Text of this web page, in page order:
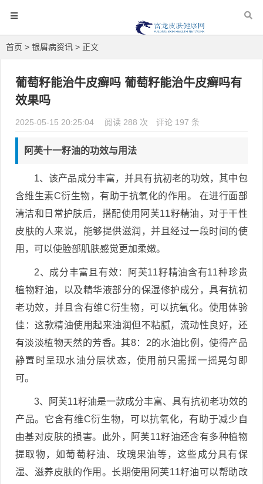
首页 > 银屑病资讯 > 正文
葡萄籽能治牛皮癣吗 葡萄籽能治牛皮癣吗有
效果吗
2025-05-15 20:25:04 阅读 288 次 评论 197 条
阿芙十一籽油的功效与用法
1、该产品成分丰富，并具有抗初老的功效，其中包
含维生素C衍生物，有助于抗氧化的作用。 在进行面部
清洁和日常护肤后，搭配使用阿芙11籽精油，对于干性
皮肤的人来说，能够提供滋润，并且经过一段时间的使
用，可以使脸部肌肤感觉更加柔嫩。
2、成分丰富且有效：阿芙11籽精油含有11种珍贵
植物籽油，以及精华液部分的保湿修护成分，具有抗初
老功效，并且含有维C衍生物，可以抗氧化。使用体验
佳：这款精油使用起来油润但不粘腻，流动性良好，还
有淡淡植物天然的芳香。其8：2的水油比例，使得产品
静置时呈现水油分层状态，使用前只需摇一摇晃匀即
可。
3、阿芙11籽油是一款成分丰富、具有抗初老功效的
产品。它含有维C衍生物，可以抗氧化，有助于减少自
由基对皮肤的损害。此外，阿芙11籽油还含有多种植物
提取物，如葡萄籽油、玫瑰果油等，这些成分具有保
湿、滋养皮肤的作用。长期使用阿芙11籽油可以帮助改